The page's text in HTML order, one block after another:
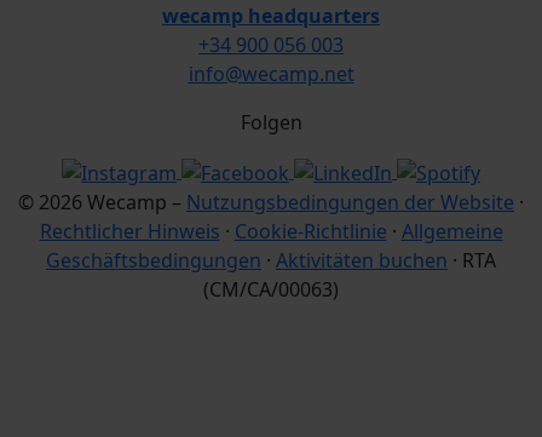
wecamp headquarters
+34 900 056 003
info@wecamp.net
Folgen
© 2026 Wecamp – Nutzungsbedingungen der Website ·
Rechtlicher Hinweis · Cookie-Richtlinie · Allgemeine
Geschäftsbedingungen · Aktivitäten buchen · RTA
(CM/CA/00063)